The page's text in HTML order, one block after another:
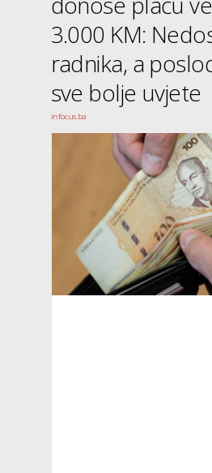
3.000 KM:
radnika, a
sve bolje uvjete
infocus.ba